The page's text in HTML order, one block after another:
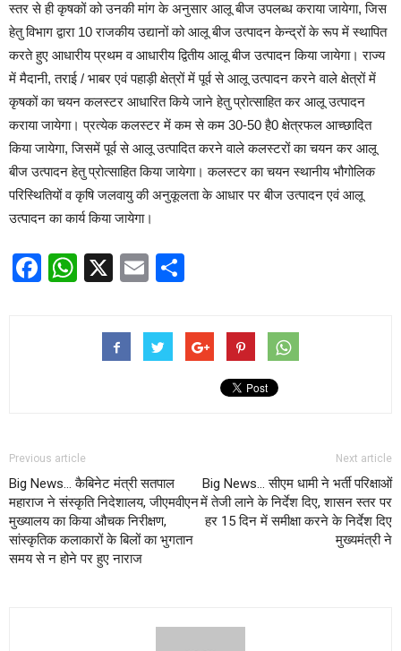
स्तर से ही कृषकों को उनकी मांग के अनुसार आलू बीज उपलब्ध कराया जायेगा, जिस
हेतु विभाग द्वारा 10 राजकीय उद्यानों को आलू बीज उत्पादन केन्द्रों के रूप में स्थापित
करते हुए आधारीय प्रथम व आधारीय द्वितीय आलू बीज उत्पादन किया जायेगा। राज्य
में मैदानी, तराई / भाबर एवं पहाड़ी क्षेत्रों में पूर्व से आलू उत्पादन करने वाले क्षेत्रों में
कृषकों का चयन कलस्टर आधारित किये जाने हेतु प्रोत्साहित कर आलू उत्पादन
कराया जायेगा। प्रत्येक कलस्टर में कम से कम 30-50 है0 क्षेत्रफल आच्छादित
किया जायेगा, जिसमें पूर्व से आलू उत्पादित करने वाले कलस्टरों का चयन कर आलू
बीज उत्पादन हेतु प्रोत्साहित किया जायेगा। कलस्टर का चयन स्थानीय भौगोलिक
परिस्थितियों व कृषि जलवायु की अनुकूलता के आधार पर बीज उत्पादन एवं आलू
उत्पादन का कार्य किया जायेगा।
Facebook
WhatsApp
X Email
Previous article
Big News… कैबिनेट मंत्री सतपाल
महाराज ने संस्कृति निदेशालय, जीएमवीएन
मुख्यालय का किया औचक निरीक्षण,
सांस्कृतिक कलाकारों के बिलों का भुगतान
समय से न होने पर हुए नाराज
Next article
Big News… सीएम धामी ने भर्ती परिक्षाओं
में तेजी लाने के निर्देश दिए, शासन स्तर पर
हर 15 दिन में समीक्षा करने के निर्देश दिए
मुख्यमंत्री ने